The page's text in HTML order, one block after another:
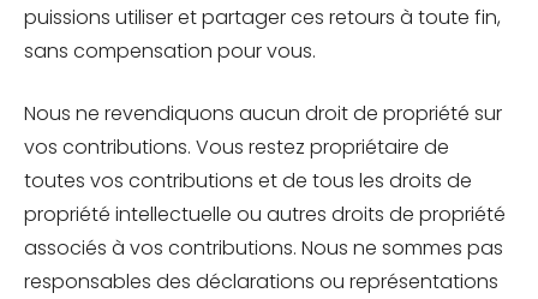
puissions utiliser et partager ces retours à toute fin,
sans compensation pour vous.
Nous ne revendiquons aucun droit de propriété sur
vos contributions. Vous restez propriétaire de
toutes vos contributions et de tous les droits de
propriété intellectuelle ou autres droits de propriété
associés à vos contributions. Nous ne sommes pas
responsables des déclarations ou représentations